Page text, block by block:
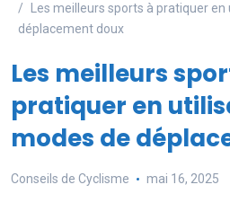
Les meilleurs sports à pratiquer
déplacement doux
Les meilleurs
pratiquer en
modes de
Conseils de Cyclisme mai 16, 2025